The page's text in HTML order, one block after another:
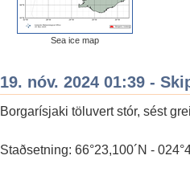
Sea ice map
19. nóv. 2024 01:39 -
Borgarísjaki töluvert stór, sést
Staðsetning: 66°23,100´N -